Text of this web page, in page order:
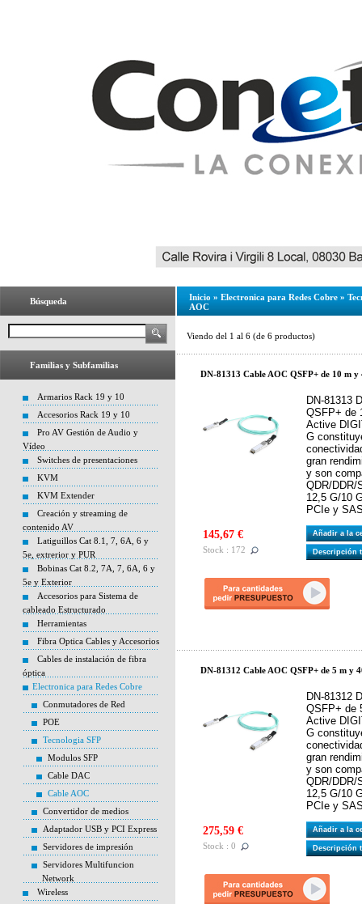
Búsqueda
Familias y Subfamilias
Armarios Rack 19 y 10
Accesorios Rack 19 y 10
Pro AV Gestión de Audio y
Vídeo
Switches de presentaciones
KVM
KVM Extender
Creación y streaming de
contenido AV
Latiguillos Cat 8.1, 7, 6A, 6 y
5e, extrerior y PUR
Bobinas Cat 8.2, 7A, 7, 6A, 6 y
5e y Exterior
Accesorios para Sistema de
cableado Estructurado
Herramientas
Fibra Optica Cables y Accesorios
Cables de instalación de fibra
óptica
Electronica para Redes Cobre
Conmutadores de Red
POE
Tecnologia SFP
Modulos SFP
Cable DAC
Cable AOC
Convertidor de medios
Adaptador USB y PCI Express
Servidores de impresión
Servidores Multifuncion
Network
Wireless
Inicio » Electronica para Redes Cobre »
AOC
Viendo del 1 al 6 (de 6 productos)
DN-81313 Cable AOC QSFP+ de 10 m y
DN-81313
QSFP+ de
Active
G
gran
y son
QDR/DDR/
12,5 G/10
PCIe y
145,67 €
Stock : 172
Añadir a la
Descripción
DN-81312 Cable AOC QSFP+ de 5 m y
DN-81312
QSFP+ de
Active
G
gran
y son
QDR/DDR/
12,5 G/10
PCIe y
275,59 €
Stock : 0
Añadir a la
Descripción